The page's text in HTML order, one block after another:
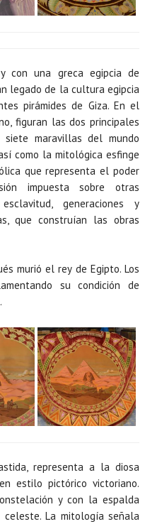
con una greca egipcia de
legado de la cultura egipcia
pirámides de Giza. En el
figuran las dos principales
maravillas del mundo
como la mitológica esfinge
que representa el poder
impuesta sobre otras
generaciones y
que construían las obras
murió el rey de Egipto. Los
su condición de
representa a la diosa
estilo pictórico victoriano.
y con la espalda
celeste. La mitología señala